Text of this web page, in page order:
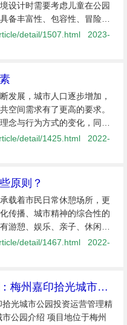
设计时需要考虑儿童在公园
备丰富性、包容性、冒险性
。结合我们多年在儿童乐园
累的丰富经验，创艺园将城
detail/1507.html
2023-
发展，城市人口逐步增加，
空间需求有了更高的要求。
念与行为方式的变化，同时
。城市公园是为城市服务，
不仅是城市展示窗口，也是
detail/1425.html
2022-
原则？
载着市民日常休憩场所，更
传播、城市精神的综合性的
游憩、娱乐、亲子、休闲、
能，因此，如今城市公园规
、政治、经济、历史、风
detail/1467.html
2022-
梅州嘉印拾光城市公
光城市公园投资运营管理精
公园介绍 项目地位于梅州